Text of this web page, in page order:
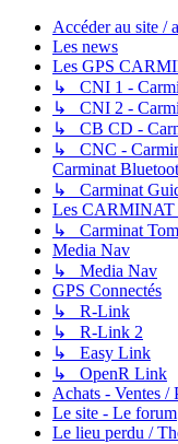
Accéder au site /
Les news
Les GPS
↳ CNI 1 -
↳ CNI 2 -
↳ CB CD -
↳ CNC -
Carminat
↳ Carminat
Les
↳ Carminat
Media Nav
↳ Media Nav
GPS Connectés
↳ R-Link
↳ R-Link 2
↳ Easy Link
↳ OpenR Link
Achats - Ventes /
Le site - Le forum
Le lieu perdu /